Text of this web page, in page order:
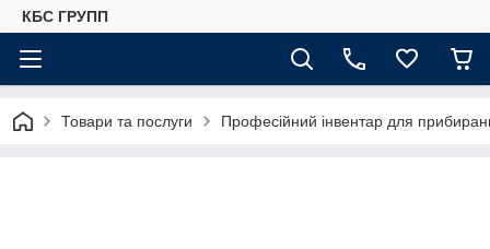
КБС ГРУПП
Товари та послуги Професійний інвентар для